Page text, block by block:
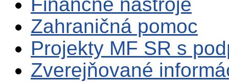
Finančné nástroje
Zahraničná pomoc
Projekty MF SR s
Zverejňované